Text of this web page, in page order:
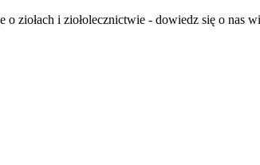
o ziołach i ziołolecznictwie - dowiedz się o nas